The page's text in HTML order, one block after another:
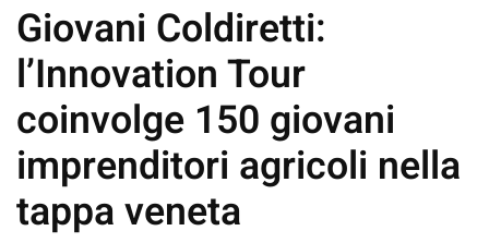
Giovani Coldiretti:
l’Innovation Tour
coinvolge 150 giovani
imprenditori agricoli nella
tappa veneta